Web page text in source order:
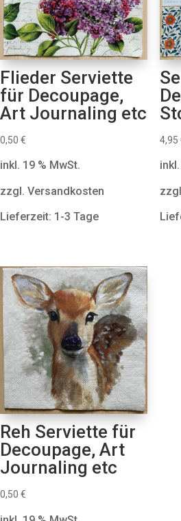
Flieder Serviette
für Decoupage,
Art Journaling etc
0,50 €
inkl. 19 % MwSt.
zzgl. Versandkosten
Lieferzeit: 1-3 Tage
4,95
Reh Serviette für
Decoupage, Art
Journaling etc
0,50 €